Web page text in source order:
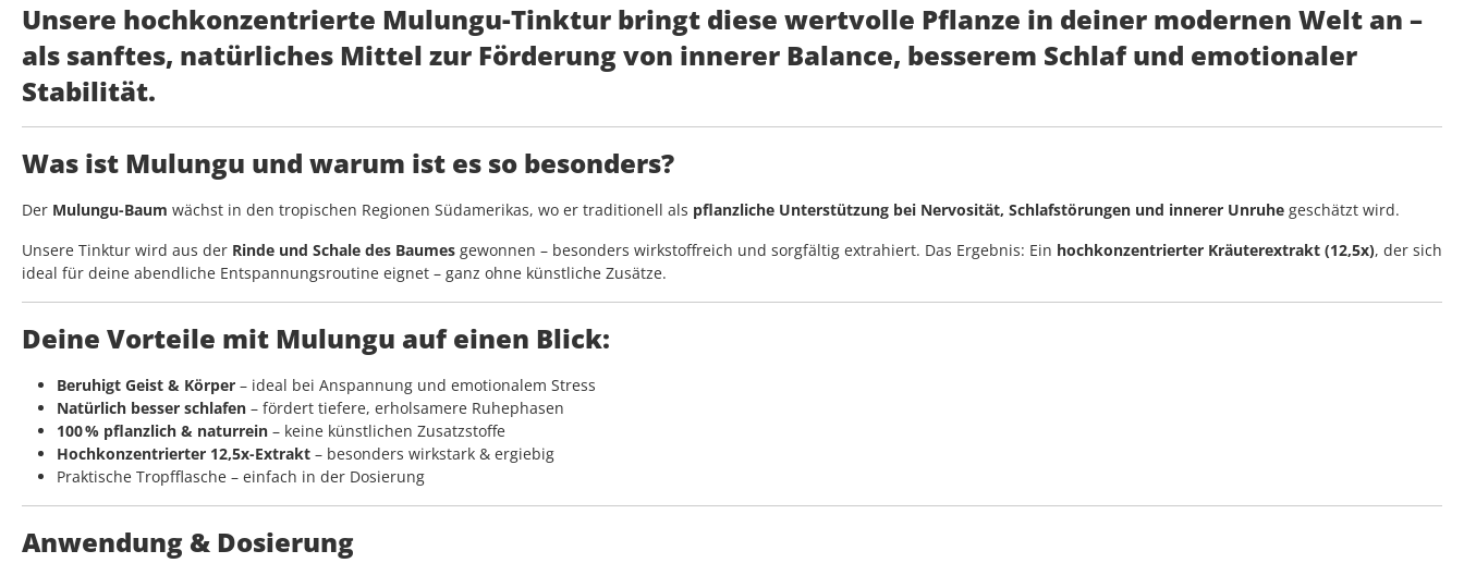
Unsere hochkonzentrierte Mulungu-Tinktur bringt diese wertvolle Pflanze in deiner modernen Welt an –
als sanftes, natürliches Mittel zur Förderung von innerer Balance, besserem Schlaf und emotionaler
Stabilität.
Was ist Mulungu und warum ist es so besonders?
Der Mulungu-Baum wächst in den tropischen Regionen Südamerikas, wo er traditionell als pflanzliche Unterstützung bei Nervosität, Schlafstörungen und innerer Unruhe geschätzt wird.
Unsere Tinktur wird aus der Rinde und Schale des Baumes gewonnen – besonders wirkstoffreich und sorgfältig extrahiert. Das Ergebnis: Ein hochkonzentrierter Kräuterextrakt (12,5x), der sich
ideal für deine abendliche Entspannungsroutine eignet – ganz ohne künstliche Zusätze.
Deine Vorteile mit Mulungu auf einen Blick:
Beruhigt Geist & Körper – ideal bei Anspannung und emotionalem Stress
Natürlich besser schlafen – fördert tiefere, erholsamere Ruhephasen
100 % pflanzlich & naturrein – keine künstlichen Zusatzstoffe
Hochkonzentrierter 12,5x-Extrakt – besonders wirkstark & ergiebig
Praktische Tropfflasche – einfach in der Dosierung
Anwendung & Dosierung